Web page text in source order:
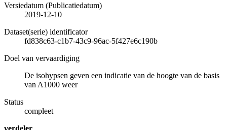
Versiedatum (Publicatiedatum)
2019-12-10
Dataset(serie) identificator
fd838c63-c1b7-43c9-96ac-5f427e6c190b
Doel van vervaardiging
De isohypsen geven een indicatie van de hoogte van de basis
van A1000 weer
Status
compleet
verdeler